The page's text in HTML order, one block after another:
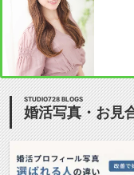
STUDIO728 BLOGS
婚活写真・お見